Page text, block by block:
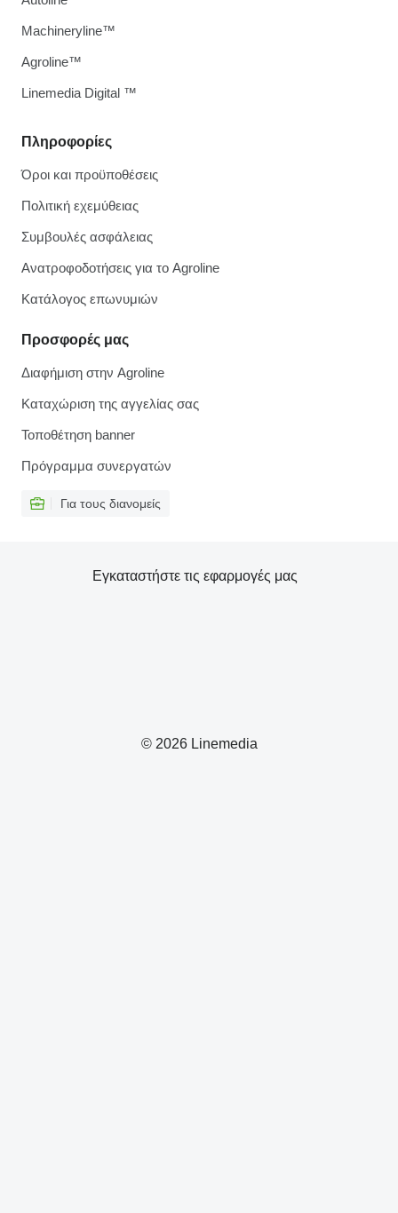
Πληροφορίες
Όροι και προϋποθέσεις
Πολιτική εχεμύθειας
Συμβουλές ασφάλειας
Ανατροφοδοτήσεις για το Agroline
Κατάλογος επωνυμιών
Προσφορές μας
Διαφήμιση στην Agroline
Καταχώριση της αγγελίας σας
Τοποθέτηση banner
Πρόγραμμα συνεργατών
Για τους διανομείς
Machineryline™
Agroline™
Linemedia Digital ™
© 2026 Linemedia
Εγκαταστήστε τις εφαρμογές μας